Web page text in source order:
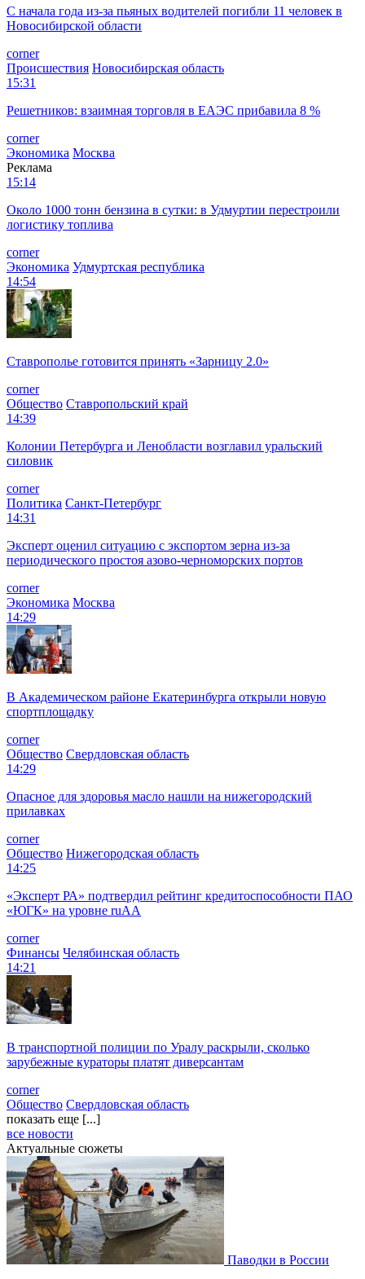
С начала года из‑за пьяных водителей погибли 11 человек в
Новосибирской области
corner
Происшествия Новосибирская область
15:31
Решетников: взаимная торговля в ЕАЭС прибавила 8 %
corner
Экономика Москва
Реклама
15:14
Около 1000 тонн бензина в сутки: в Удмуртии перестроили
логистику топлива
corner
Экономика Удмуртская республика
14:54
Ставрополье готовится принять «Зарницу 2.0»
corner
Общество Ставропольский край
14:39
Колонии Петербурга и Ленобласти возглавил уральский
силовик
corner
Политика Санкт-Петербург
14:31
Эксперт оценил ситуацию с экспортом зерна из-за
периодического простоя азово-черноморских портов
corner
Экономика Москва
14:29
В Академическом районе Екатеринбурга открыли новую
спортплощадку
corner
Общество Свердловская область
14:29
Опасное для здоровья масло нашли на нижегородский
прилавках
corner
Общество Нижегородская область
14:25
«Эксперт РА» подтвердил рейтинг кредитоспособности ПАО
«ЮГК» на уровне ruAА
corner
Финансы Челябинская область
14:21
В транспортной полиции по Уралу раскрыли, сколько
зарубежные кураторы платят диверсантам
corner
Общество Свердловская область
показать еще [...]
все новости
Актуальные сюжеты
Паводки в России